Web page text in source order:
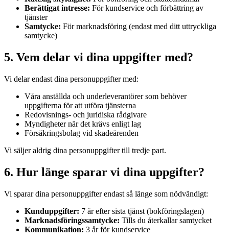
Berättigat intresse: För kundservice och förbättring av
tjänster
Samtycke: För marknadsföring (endast med ditt uttryckliga
samtycke)
5. Vem delar vi dina uppgifter med?
Vi delar endast dina personuppgifter med:
Våra anställda och underleverantörer som behöver
uppgifterna för att utföra tjänsterna
Redovisnings- och juridiska rådgivare
Myndigheter när det krävs enligt lag
Försäkringsbolag vid skadeärenden
Vi säljer aldrig dina personuppgifter till tredje part.
6. Hur länge sparar vi dina uppgifter?
Vi sparar dina personuppgifter endast så länge som nödvändigt:
Kunduppgifter: 7 år efter sista tjänst (bokföringslagen)
Marknadsföringssamtycke: Tills du återkallar samtycket
Kommunikation: 3 år för kundservice